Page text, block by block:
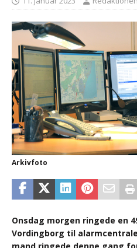
Arkivfoto
Onsdag morgen ringede en
Vordingborg til